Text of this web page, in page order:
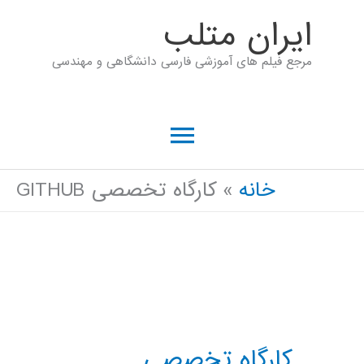
ايران متلب
مرجع فیلم های آموزشی فارسی دانشگاهی و مهندسی
فهرست
اصلی
خانه کارگاه تخصصی GITHUB